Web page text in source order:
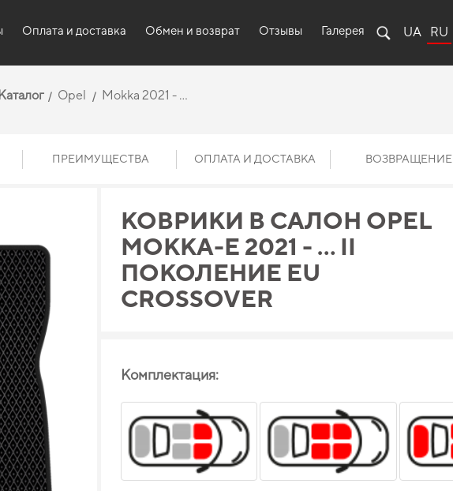
Оплата и доставка Обмен и возврат Отзывы Галерея UA RU
Каталог Opel Mokka 2021 - …
ПРЕИМУЩЕСТВА ОПЛАТА И ДОСТАВКА ВОЗВРАЩЕНИЕ
КОВРИКИ В САЛОН OPEL
MOKKA-E 2021 - … II
ПОКОЛЕНИЕ EU
CROSSOVER
Комплектация: